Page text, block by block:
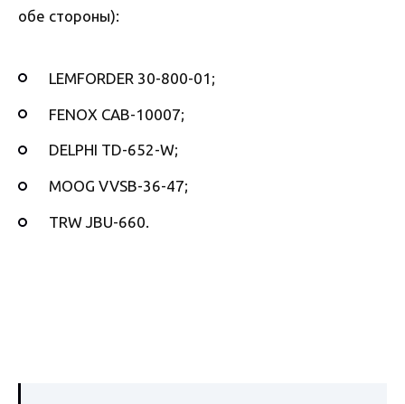
обе стороны):
LEMFORDER 30-800-01;
FENOX CAB-10007;
DELPHI TD-652-W;
MOOG VVSB-36-47;
TRW JBU-660.